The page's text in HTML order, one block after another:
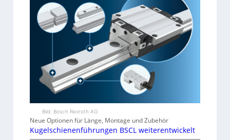
Bild: Bosch Rexroth AG
Neue Optionen für Länge, Montage und Zubehör
Kugelschienenführungen BSCL weiterentwickelt